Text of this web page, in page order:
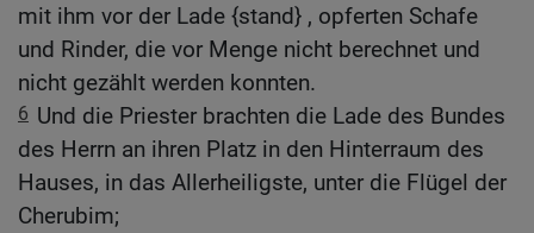
mit ihm vor der Lade {stand} , opferten Schafe
und Rinder, die vor Menge nicht berechnet und
nicht gezählt werden konnten.
6 Und die Priester brachten die Lade des Bundes
des Herrn an ihren Platz in den Hinterraum des
Hauses, in das Allerheiligste, unter die Flügel der
Cherubim;